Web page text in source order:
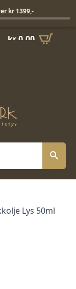
kr0,00
Lys 50ml
kr 1399,-